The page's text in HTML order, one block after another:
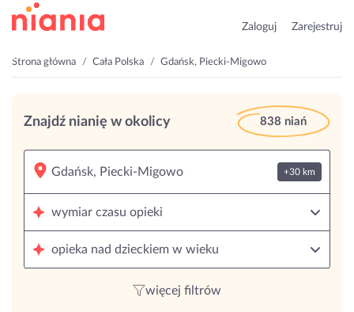
Zaloguj Zarejestruj
Strona główna Cała Polska Gdańsk, Piecki-Migowo
Znajdź nianię w okolicy 838 niań
+30 km
wymiar czasu opieki
opieka nad dzieckiem w wieku
więcej filtrów